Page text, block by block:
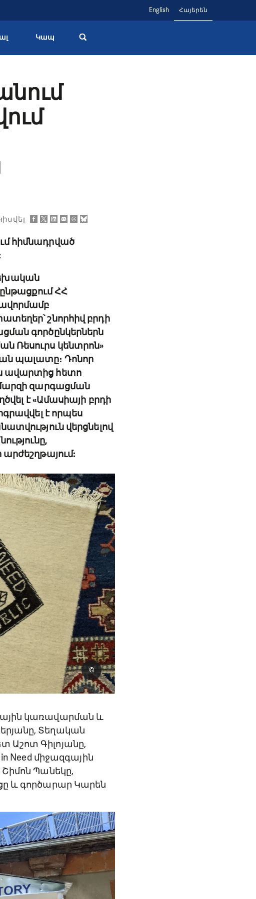
English Հայերեն
Կապ
հիմնադրված
ՀՀ
շնորհիվ բրդի
գործընկերներն
Ռեսուրս կենտրոն»
պալատը։ Դոնոր
ավարտից հետո
զարգացման
է «Ամասիայի բրդի
է որպես
վերցնելով
©
կառավարման և
Տեղական
Աշոտ Գիլոյանը,
Need միջազգային
Պանեկը,
և գործարար Կարեն